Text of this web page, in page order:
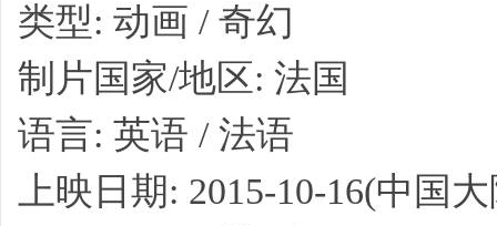
类型: 动画 / 奇幻
制片国家/地区: 法国
语言: 英语 / 法语
上映日期: 2015-10-16(中国